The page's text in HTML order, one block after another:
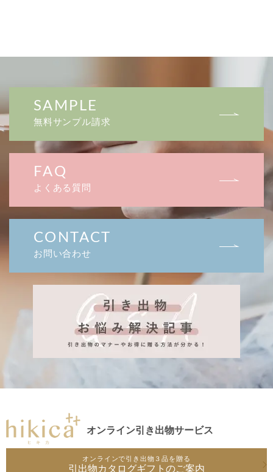
SAMPLE
無料サンプル請求
FAQ
よくある質問
CONTACT
お問い合わせ
オンライン引き出物サービス
オンラインで引き出物３品を贈る
引出物カタログギフトのご案内